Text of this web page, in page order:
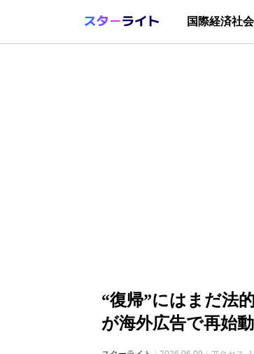
国際経済社
“復帰”にはまだ法
が海外広告で再始動